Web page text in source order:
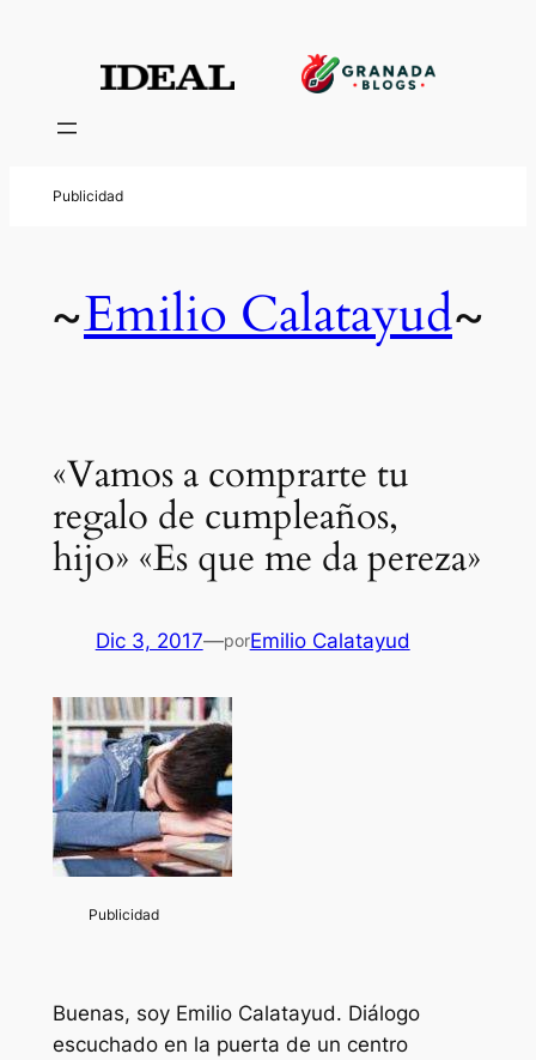
~Emilio Calatayud~
«Vamos a comprarte tu
regalo de cumpleaños,
hijo» «Es que me da pereza»
Dic 3, 2017—porEmilio Calatayud
Buenas, soy Emilio Calatayud. Diálogo
escuchado en la puerta de un centro